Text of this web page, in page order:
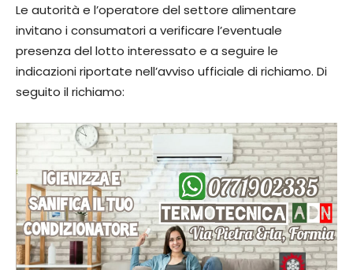
Le autorità e l’operatore del settore alimentare
invitano i consumatori a verificare l’eventuale
presenza del lotto interessato e a seguire le
indicazioni riportate nell’avviso ufficiale di richiamo. Di
seguito il richiamo: